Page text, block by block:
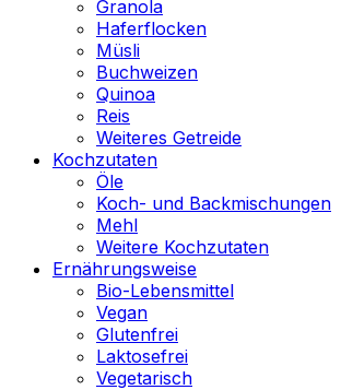
Granola
Haferflocken
Müsli
Buchweizen
Quinoa
Reis
Weiteres Getreide
Kochzutaten
Öle
Koch- und Backmischungen
Mehl
Weitere Kochzutaten
Ernährungsweise
Bio-Lebensmittel
Vegan
Glutenfrei
Laktosefrei
Vegetarisch